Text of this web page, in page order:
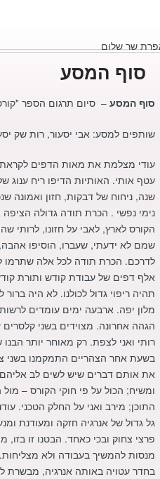
סוף המסע
סוף המסע– סיום תרגום הספר
שותפים למסע: אבי יסעור, רות שק
עודי מצלמת את מאות הדפים
עטף אותי. האותיות הדיפו ריח
שנה, ניחוח של דבקות, חזון ואמונה
נימי נפשי . הכרת תודה גדולה
הקורס לארץ, לאבי על חזונו, לרותי
שמם לא ידעתי, שעברו, הוסיפו אהבה,
לדרכם. הכרת תודה לכל אלה שתרמו
אלף דפים של עבודת קודש ותורת
תהיה ריפוי גדול לכולנו. לא היה
מלון יפה. ארבעה ימים עומדים
הגהה אחרונה. מצוידים בשני קלסרים
רותי ואני לצפת. רק מאוחר יותר
בשעת אחר הצהריים התמקמנו בשני
את אותם דברים שיש לשים לב אליהם:
ומשיח; הכול על פי חוקי הקורס –
התוכן; מירב ואני על החלק הטכני.
גל גדול של אנרגיה חזקה ומעודנת
פרצי צחוק ובכי כאחד. הבטנו זו בזו,
מנסות להמשיך בעבודה ולא
בחדר עטויה באותה אנרגיה, מבשרת